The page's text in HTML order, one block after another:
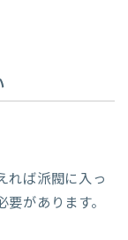
れば派閥に入っ
があります。